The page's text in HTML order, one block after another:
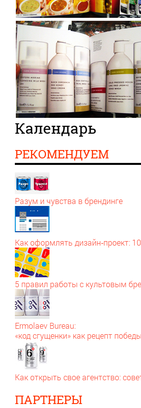
Календарь
РЕКОМЕНДУЕМ
Разум и чувства в брендинге
Как оформлять дизайн‑проект:
5 правил работы с культовым
Ermolaev Bureau:
«код сгущенки» как рецепт победы
Как открыть свое агентство:
ПАРТНЕРЫ